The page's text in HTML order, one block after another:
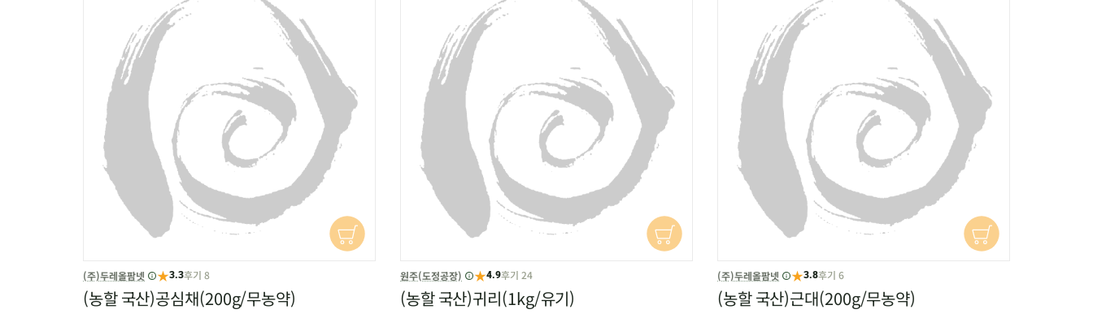
(주)두레올팜넷 ★3.3후기 8
(농할 국산)공심채(200g/무농약)
원주(도정공장) ★4.9후기 24
(농할 국산)귀리(1kg/유기)
(주)두레올팜넷 ★3.8후기 6
(농할 국산)근대(200g/무농약)